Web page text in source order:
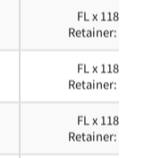
FL x 118GCS
Retainer:
FL x 118GCS
Retainer:
FL x 118GCS
Retainer: